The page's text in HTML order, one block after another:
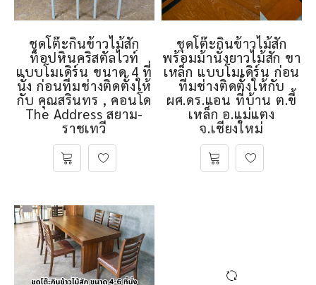
ชุดโต๊ะกินข้าวไม้สัก
ท็อปหินคริสตัลไวท์
แบบโมเดิร์น ขนาด 4 ที่
นั่ง ก่อนทีมช่างติดตั้งให้
กับ คุณสรินทร , คอนโด
The Address สยาม-
ราชเทวี
ชุดโต๊ะกินข้าวไม้สัก
พร้อมม้านั่งยาวไม้สัก ขา
เหล็ก แบบโมเดิร์น ก่อน
ทีมช่างติดตั้งให้กับ
ผศ.ดร.แอน ที่บ้าน ต.ขี้
เหล็ก อ.แม่แตง
จ.เชียงใหม่